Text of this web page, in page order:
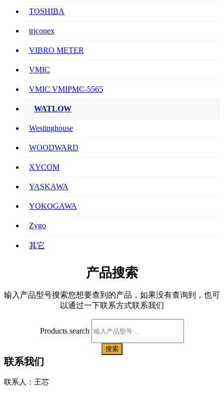
TOSHIBA
triconex
VIBRO METER
VMIC
VMIC VMIPMC-5565
WATLOW
Westinghouse
WOODWARD
XYCOM
YASKAWA
YOKOGAWA
Zygo
其它
产品搜索
输入产品型号搜索您想要查到的产品，如果没有查询到，也可
以通过一下联系方式联系我们
Products search
搜索
联系我们
联系人：王芯